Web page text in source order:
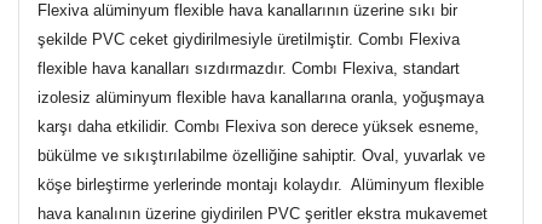
Flexiva alüminyum flexible hava kanallarının üzerine sıkı bir
şekilde PVC ceket giydirilmesiyle üretilmiştir. Combı Flexiva
flexible hava kanalları sızdırmazdır. Combı Flexiva, standart
izolesiz alüminyum flexible hava kanallarına oranla, yoğuşmaya
karşı daha etkilidir. Combı Flexiva son derece yüksek esneme,
bükülme ve sıkıştırılabilme özelliğine sahiptir. Oval, yuvarlak ve
köşe birleştirme yerlerinde montajı kolaydır. Alüminyum flexible
hava kanalının üzerine giydirilen PVC şeritler ekstra mukavemet